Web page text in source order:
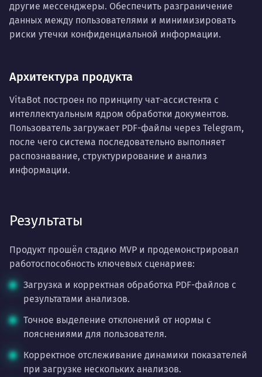
другие мессенджеры. Обеспечить разграничение
данных между пользователями и минимизировать
риски утечки конфиденциальной информации.
Архитектура продукта
VitaBot построен по принципу чат-ассистента с
интеллектуальным ядром обработки документов.
Пользователь загружает PDF-файлы через Telegram,
после чего система последовательно выполняет
распознавание, структурирование и анализ
информации.
Результаты
Продукт прошёл стадию MVP и продемонстрировал
работоспособность ключевых сценариев:
Загрузка и корректная обработка PDF-файлов с
результатами анализов.
Точное выделение отклонений от нормы с
пояснениями для пользователя.
Корректное отслеживание динамики показателей
при загрузке нескольких анализов.